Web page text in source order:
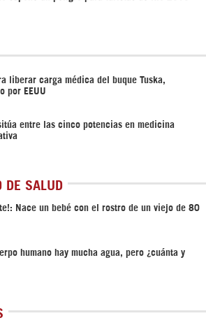
liberar carga médica del buque Tuska,
por EEUU
entre las cinco potencias en medicina
DE SALUD
Nace un bebé con el rostro de un viejo de 80
humano hay mucha agua, pero ¿cuánta y